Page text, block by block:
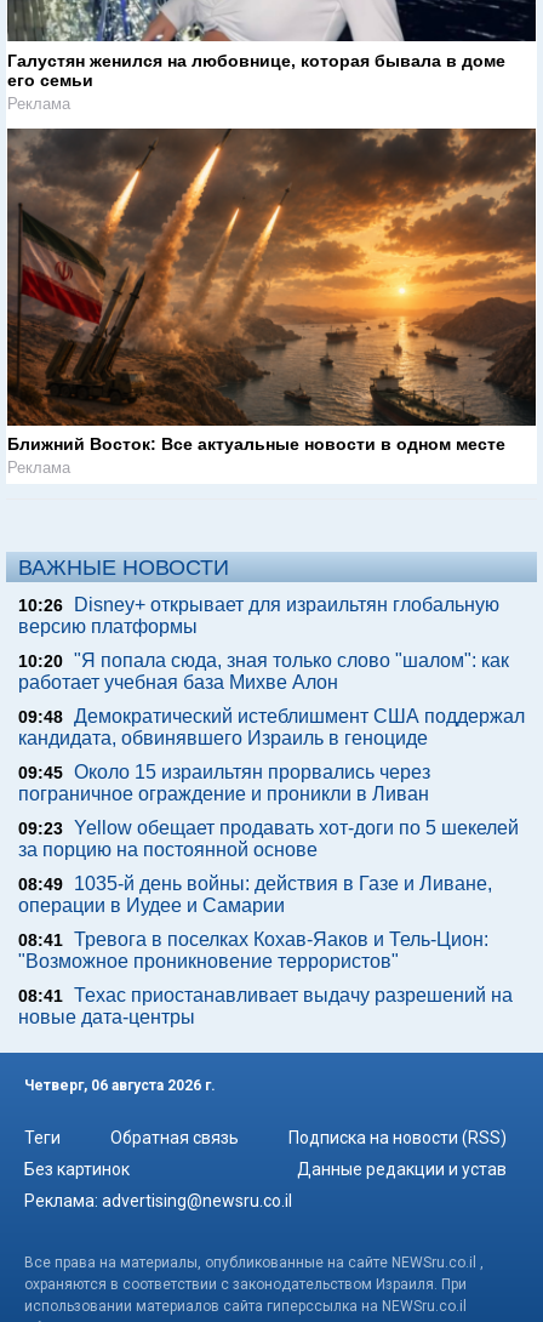
Галустян женился на любовнице, которая бывала в доме
его семьи
Реклама
Ближний Восток: Все актуальные новости в одном месте
Реклама
ВАЖНЫЕ НОВОСТИ
10:26
Disney+ открывает для израильтян глобальную
версию платформы
10:20 "Я попала сюда, зная только слово "шалом": как
работает учебная база Михве Алон
09:48 Демократический истеблишмент США поддержал
кандидата, обвинявшего Израиль в геноциде
09:45 Около 15 израильтян прорвались через
пограничное ограждение и проникли в Ливан
09:23 Yellow обещает продавать хот-доги по 5 шекелей
за порцию на постоянной основе
08:49
1035-й день войны: действия в Газе и Ливане,
операции в Иудее и Самарии
08:41 Тревога в поселках Кохав-Яаков и Тель-Цион:
"Возможное проникновение террористов"
08:41 Техас приостанавливает выдачу разрешений на
новые дата-центры
Четверг, 06 августа 2026 г.
Теги Обратная связь
Подписка на новости (RSS)
Без картинок
Данные редакции и устав
Реклама: advertising@newsru.co.il
Все права на материалы, опубликованные на сайте NEWSru.co.il ,
охраняются в соответствии с законодательством Израиля. При
использовании материалов сайта гиперссылка на NEWSru.co.il